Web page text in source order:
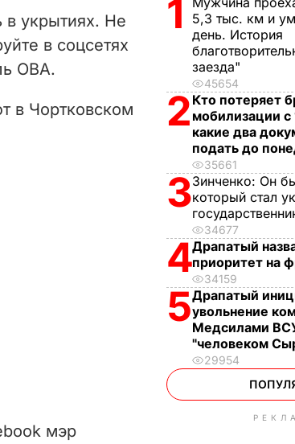
в укрытиях. Не
в соцсетях
ОВА.
в Чортковском
мэр
1
5,3 тыс. км и
день. История
заезда"
45654
2 Кто потеряет
мобилизации с
какие два
подать до
35661
3Зинченко: Он
который стал
34677
4Драпатый
приоритет на
34159
5Драпатый
увольнение
Медсилами
"человеком
29954